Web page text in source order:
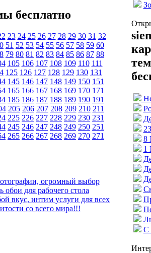
бесплатно
23 24 25 26 27 28 29 30 31 32
51 52 53 54 55 56 57 58 59 60
79 80 81 82 83 84 85 86 87 88
105 106 107 108 109 110 111
125 126 127 128 129 130 131
145 146 147 148 149 150 151
165 166 167 168 169 170 171
185 186 187 188 189 190 191
205 206 207 208 209 210 211
225 226 227 228 229 230 231
245 246 247 248 249 250 251
265 266 267 268 269 270 271
огромный выбор
обои для рабочего стола
вкус, интим услуги для всех
со всего мира!!!
8
1
С